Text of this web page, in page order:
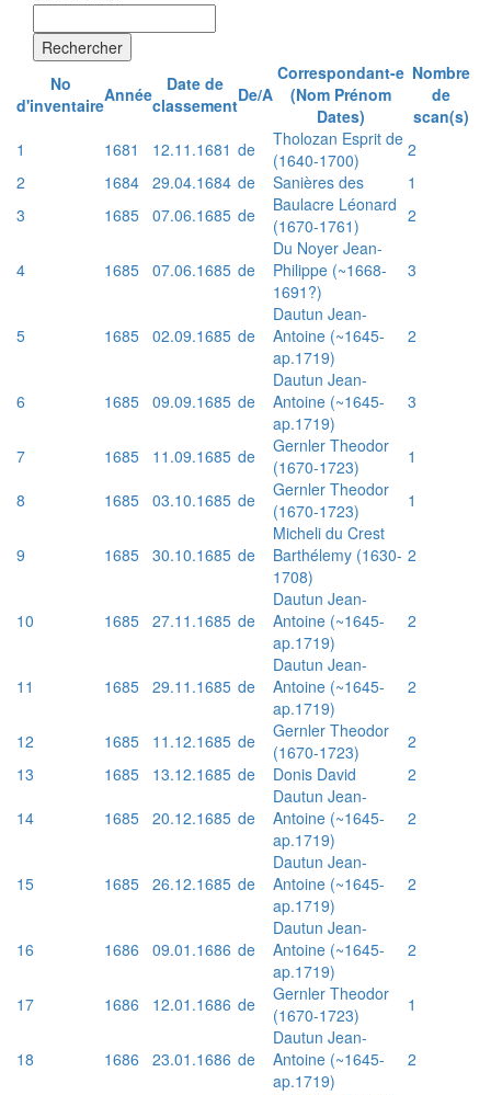
Rechercher
No
d'inventaireAnnée
Date de
classementDe/A
Correspondant-e
(Nom Prénom
Dates)
Nombre
de
scan(s)
1
1681 12.11.1681 de
Tholozan Esprit de
(1640-1700)
2
2
1684 29.04.1684 de Sanières des
1
3
1685 07.06.1685 de
Baulacre Léonard
(1670-1761)
2
4 1685 07.06.1685 de
Du Noyer Jean-
Philippe (~1668-
1691?)
3
5 1685 02.09.1685 de
Dautun Jean-
Antoine (~1645-
ap.1719)
2
6 1685 09.09.1685 de
Dautun Jean-
Antoine (~1645-
ap.1719)
3
7 1685 11.09.1685 de
Gernler Theodor
(1670-1723)
1
8
1685 03.10.1685 de
Gernler Theodor
(1670-1723)
1
9 1685 30.10.1685 de
Micheli du Crest
Barthélemy (1630-
1708)
2
10 1685 27.11.1685 de
Dautun Jean-
Antoine (~1645-
ap.1719)
2
11 1685 29.11.1685 de
Dautun Jean-
Antoine (~1645-
ap.1719)
2
12 1685 11.12.1685 de
Gernler Theodor
(1670-1723)
2
13
1685 13.12.1685 de Donis David
2
14
1685 20.12.1685 de
Dautun Jean-
Antoine (~1645-
ap.1719)
2
15 1685 26.12.1685 de
Dautun Jean-
Antoine (~1645-
ap.1719)
2
16 1686 09.01.1686 de
Dautun Jean-
Antoine (~1645-
ap.1719)
2
17 1686 12.01.1686 de
Gernler Theodor
(1670-1723)
1
18 1686 23.01.1686 de
Dautun Jean-
Antoine (~1645-
ap.1719)
2